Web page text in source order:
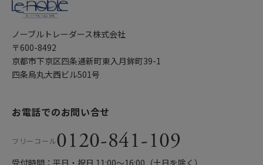
ノーブルトレーダース株式会社
〒600-8492
京都市下京区四条通新町東入月鉾町39-1
四条烏丸大西ビル501号
お電話でのお問い合せ
フリーコール0120-841-109
受付時間：平日・祝日 11:00〜16:00（土日を除く）